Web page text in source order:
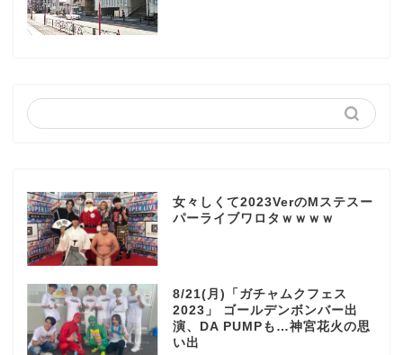
女々しくて2023VerのMステスー
パーライブワロタｗｗｗｗ
8/21(月)「ガチャムクフェス
2023」 ゴールデンボンバー出
演、DA PUMPも…神宮花火の思
い出